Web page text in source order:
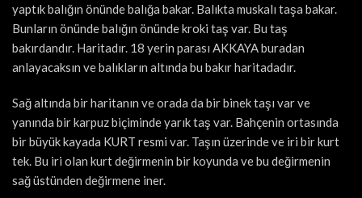
yaptık balığın önünde balığa bakar. Balıkta muskalı taşa bakar.
Bunların önünde balığın önünde kroki taş var. Bu taş
bakırdandır. Haritadır. 18 yerin parası AKKAYA buradan
anlayacaksın ve balıkların altında bu bakır haritadadır.
Sağ altında bir haritanın ve orada da bir binek taşı var ve
yanında bir karpuz biçiminde yarık taş var. Bahçenin ortasında
bir büyük kayada KURT resmi var. Taşın üzerinde ve iri bir kurt
tek. Bu iri olan kurt değirmenin bir koyunda ve bu değirmenin
sağ üstünden değirmene iner.